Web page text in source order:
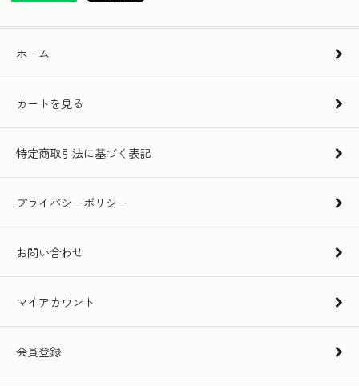
ホーム
カートを見る
特定商取引法に基づく表記
プライバシーポリシー
お問い合わせ
マイアカウント
会員登録